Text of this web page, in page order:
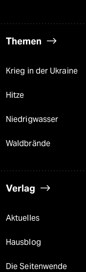
Themen
Krieg in der Ukraine
Hitze
Niedrigwasser
Waldbrände
Verlag
Aktuelles
Hausblog
Die Seitenwende